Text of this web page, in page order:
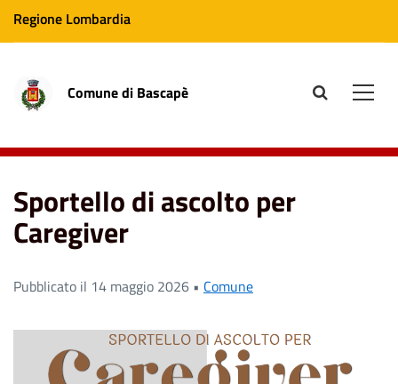
Regione Lombardia
Comune di Bascapè site.searc
Sportello di ascolto per
Caregiver
Pubblicato il 14 maggio 2026 • Comune